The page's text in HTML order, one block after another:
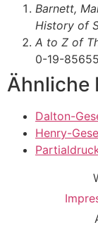
Barnett,
History of
A to Z of
0-19-
Ähnliche
Dalton-
Henry-